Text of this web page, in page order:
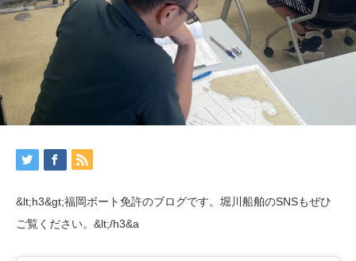
&lt;h3&gt;福岡ボート免許のブログです。堀川船舶のSNSもぜひ
ご覧ください。&lt;/h3&a